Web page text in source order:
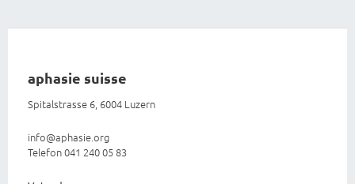
aphasie suisse
Spitalstrasse 6, 6004 Luzern
info@aphasie.org
Telefon 041 240 05 83